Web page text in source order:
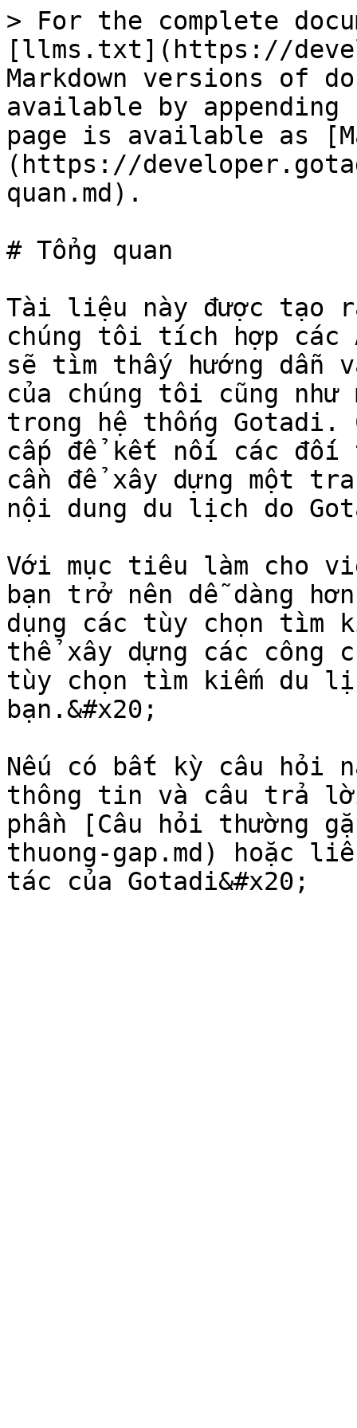
> For the complete
[llms.txt](https://
Markdown versions of
available by
page is available as
(https://
quan.md).
# Tổng quan
Tài liệu này được tạo
chúng tôi tích hợp các
sẽ tìm thấy hướng dẫn
của chúng tôi cũng
trong hệ thống Gotadi.​
cấp để kết nối các
cần để xây dựng một
nội dung du lịch do
Với mục tiêu làm cho
bạn trở nên dễ dàng
dụng các tùy chọn tìm
thể xây dựng các công
tùy chọn tìm kiếm du
bạn.&#x20;
Nếu có bất kỳ câu hỏi
thông tin và câu trả
phần [Câu hỏi thường
thuong-gap.md) hoặc